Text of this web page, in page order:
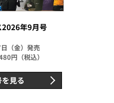
2026年9月号
（金）発売
円（税込）
見る